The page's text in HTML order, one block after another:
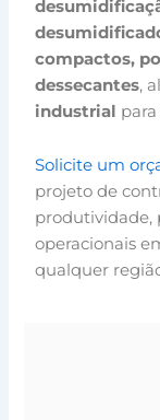
compactos,
dessecantes,
industrial
Solicite um
projeto de
produtividade,
operacionais
qualquer